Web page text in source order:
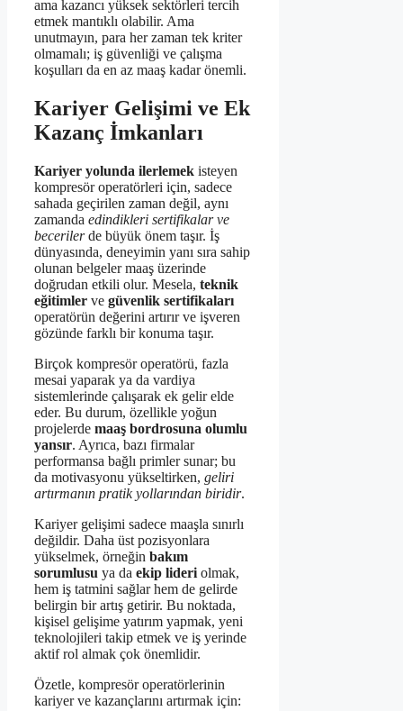
ama kazancı yüksek sektörleri tercih
etmek mantıklı olabilir. Ama
unutmayın, para her zaman tek kriter
olmamalı; iş güvenliği ve çalışma
koşulları da en az maaş kadar önemli.
Kariyer Gelişimi ve Ek
Kazanç İmkanları
Kariyer yolunda ilerlemek isteyen
kompresör operatörleri için, sadece
sahada geçirilen zaman değil, aynı
zamanda edindikleri sertifikalar ve
becerilerde büyük önem taşır. İş
dünyasında, deneyimin yanı sıra sahip
olunan belgeler maaş üzerinde
doğrudan etkili olur. Mesela, teknik
eğitimler ve güvenlik sertifikaları
operatörün değerini artırır ve işveren
gözünde farklı bir konuma taşır.
Birçok kompresör operatörü, fazla
mesai yaparak ya da vardiya
sistemlerinde çalışarak ek gelir elde
eder. Bu durum, özellikle yoğun
projelerde maaş bordrosuna olumlu
yansır. Ayrıca, bazı firmalar
performansa bağlı primler sunar; bu
da motivasyonu yükseltirken, geliri
artırmanın pratik yollarından biridir.
Kariyer gelişimi sadece maaşla sınırlı
değildir. Daha üst pozisyonlara
yükselmek, örneğin bakım
sorumlusu ya da ekip lideri olmak,
hem iş tatmini sağlar hem de gelirde
belirgin bir artış getirir. Bu noktada,
kişisel gelişime yatırım yapmak, yeni
teknolojileri takip etmek ve iş yerinde
aktif rol almak çok önemlidir.
Özetle, kompresör operatörlerinin
kariyer ve kazançlarını artırmak için: